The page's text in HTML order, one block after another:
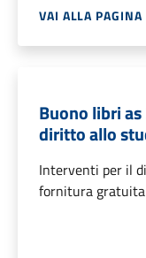
VAI ALLA PAGINA
Buono libri
diritto allo
Interventi per il
fornitura